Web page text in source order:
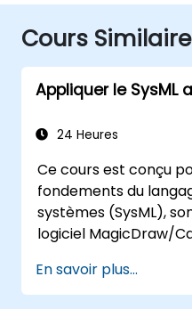
Cours
Appliquer le SysML
24 Heures
Ce cours est conçu
fondements du
systèmes (SysML),
logiciel MagicDraw/
basée sur les
pratiques en MBSE.
En savoir plus...